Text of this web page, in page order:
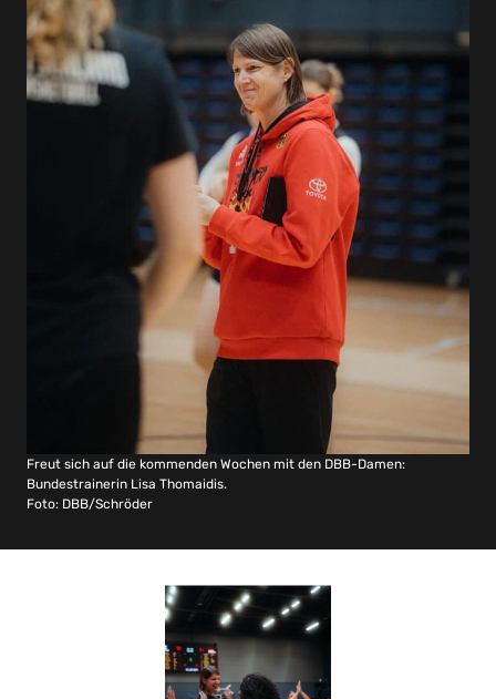
Freut sich auf die kommenden Wochen mit den DBB-Damen:
Bundestrainerin Lisa Thomaidis.
Foto: DBB/Schröder